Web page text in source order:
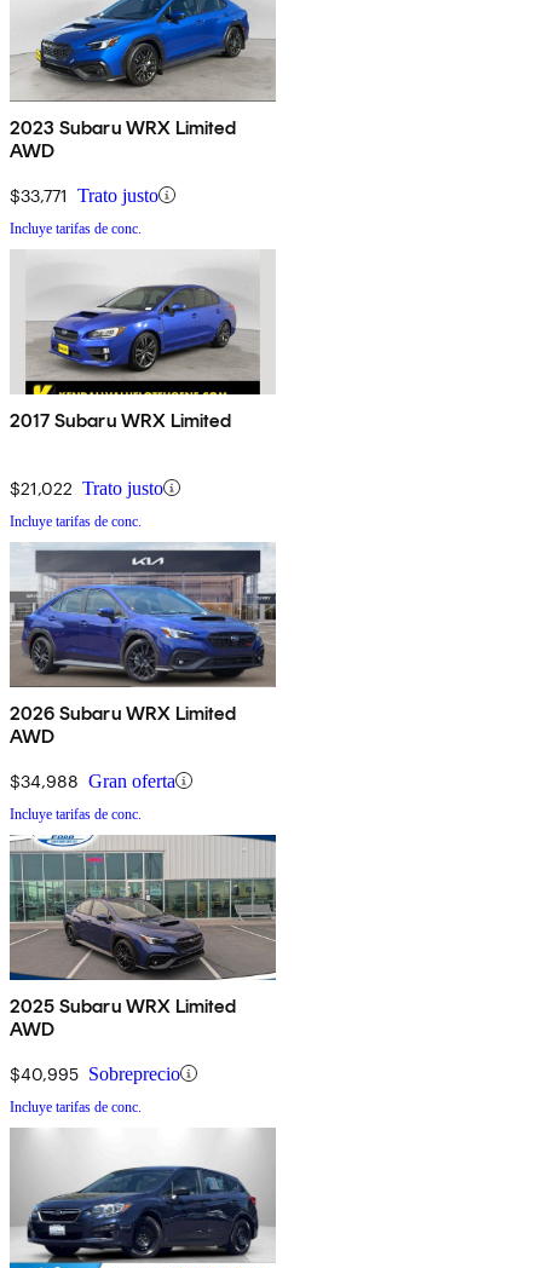
2023 Subaru WRX Limited
AWD
$33,771 Trato justo
Incluye tarifas de conc.
2017 Subaru WRX Limited
$21,022 Trato justo
Incluye tarifas de conc.
2026 Subaru WRX Limited
AWD
$34,988 Gran oferta
Incluye tarifas de conc.
2025 Subaru WRX Limited
AWD
$40,995 Sobreprecio
Incluye tarifas de conc.